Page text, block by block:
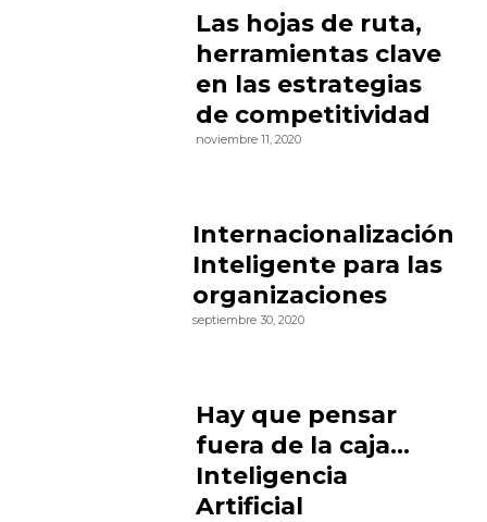
Las hojas de ruta,
herramientas clave
en las estrategias
de competitividad
noviembre 11, 2020
Internacionalización
Inteligente para las
organizaciones
septiembre 30, 2020
Hay que pensar
fuera de la caja…
Inteligencia
Artificial